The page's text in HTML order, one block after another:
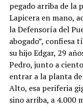
pegado arriba de la
Lapicera en mano,
la Defensoría del
abogado”, confiesa
su hijo Edgar, 29
Pedro, junto a
entrar a la planta de
Alto, esa periferia
sino arriba, a 4.000